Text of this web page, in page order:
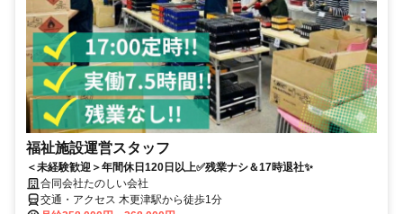
福祉施設運営スタッフ
＜未経験歓迎＞年間休日120日以上✅残業ナシ＆17時退社✨
合同会社たのしい会社
交通・アクセス 木更津駅から徒歩1分